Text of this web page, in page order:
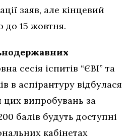
заяв, але кінцевий
до 15 жовтня.
сесія іспитів “ЄВІ” та
в аспірантуру відбулася
цих випробувань за
балів будуть доступні
кабінетах